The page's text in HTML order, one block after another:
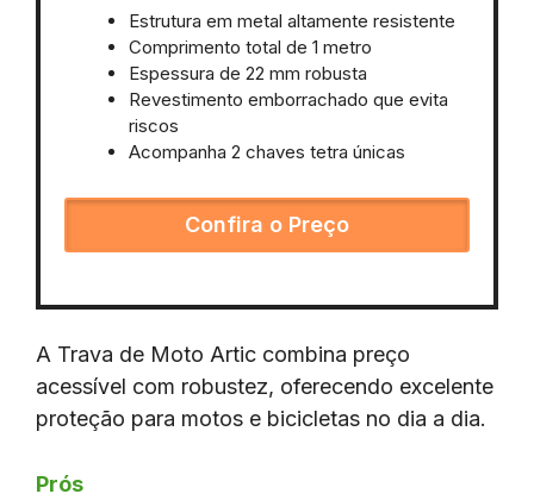
Estrutura em metal altamente resistente
Comprimento total de 1 metro
Espessura de 22 mm robusta
Revestimento emborrachado que evita
riscos
Acompanha 2 chaves tetra únicas
Confira o Preço
A Trava de Moto Artic combina preço
acessível com robustez, oferecendo excelente
proteção para motos e bicicletas no dia a dia.
Prós